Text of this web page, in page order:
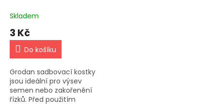
Skladem
3 Kč
Do košíku
Grodan sadbovací kostky
jsou ideální pro výsev
semen nebo zakořenění
řízků. Před použitím